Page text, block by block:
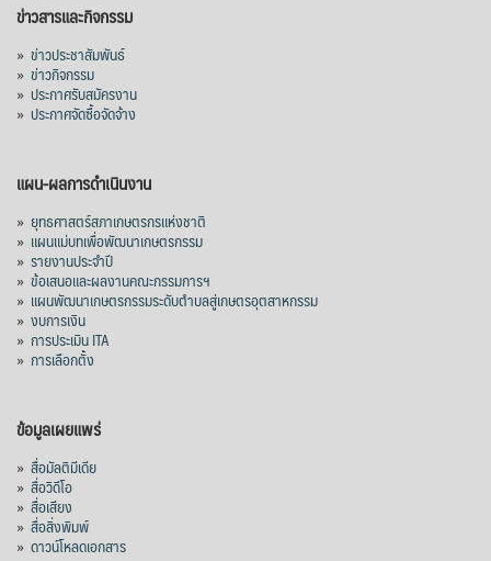
ข่าวสารและกิจกรรม
» ข่าวประชาสัมพันธ์
» ข่าวกิจกรรม
» ประกาศรับสมัครงาน
» ประกาศจัดซื้อจัดจ้าง
แผน-ผลการดำเนินงาน
» ยุทธศาสตร์สภาเกษตรกรแห่งชาติ
» แผนแม่บทเพื่อพัฒนาเกษตรกรรม
» รายงานประจำปี
» ข้อเสนอและผลงานคณะกรรมการฯ
» แผนพัฒนาเกษตรกรรมระดับตำบลสู่เกษตรอุตสาหกรรม
» งบการเงิน
» การประเมิน ITA
» การเลือกตั้ง
ข้อมูลเผยแพร่
» สื่อมัลติมีเดีย
» สื่อวิดีโอ
» สื่อเสียง
» สื่อสิ่งพิมพ์
» ดาวน์โหลดเอกสาร